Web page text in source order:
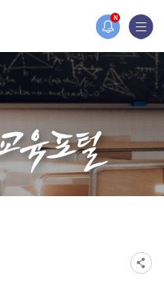
N
다.
새롭게 개설되었습니다.